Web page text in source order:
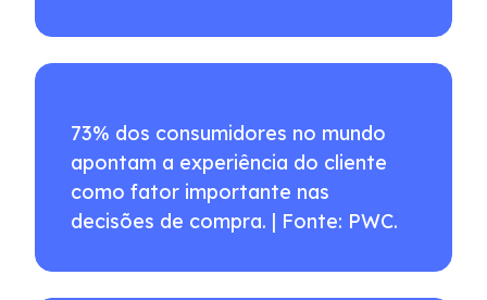
73% dos consumidores no mundo
apontam a experiência do cliente
como fator importante nas
decisões de compra. | Fonte: PWC.